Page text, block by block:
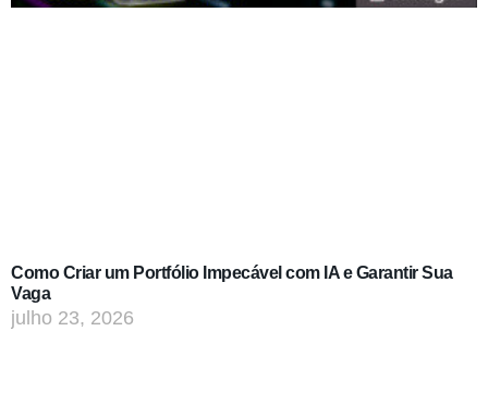
Como Criar um Portfólio Impecável com IA e Garantir Sua
Vaga
julho 23, 2026